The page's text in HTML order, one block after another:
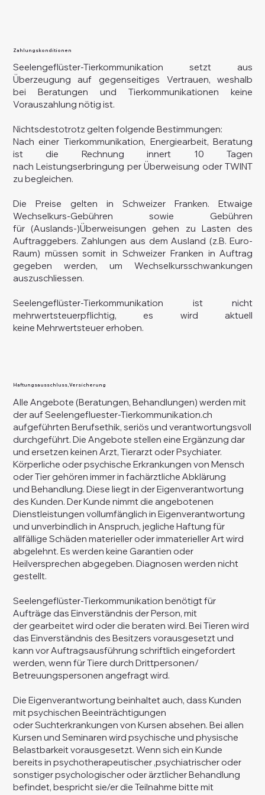
Zahlungskonditionen
Seelengeflüster-Tierkommunikation setzt aus
Überzeugung auf gegenseitiges Vertrauen, weshalb
bei Beratungen und Tierkommunikationen keine
Vorauszahlung nötig ist.
Nichtsdestotrotz gelten folgende Bestimmungen:
Nach einer Tierkommunikation, Energiearbeit, Beratung
ist die Rechnung innert 10 Tagen
nach Leistungserbringung per Überweisung oder TWINT
zu begleichen.
Die Preise gelten in Schweizer Franken. Etwaige
Wechselkurs-Gebühren sowie Gebühren
für (Auslands-)Überweisungen gehen zu Lasten des
Auftraggebers. Zahlungen aus dem Ausland (z.B. Euro-
Raum) müssen somit in Schweizer Franken in Auftrag
gegeben werden, um Wechselkursschwankungen
auszuschliessen.
Seelengeflüster-Tierkommunikation ist nicht
mehrwertsteuerpflichtig, es wird aktuell
keine Mehrwertsteuer erhoben.
Haftungsausschluss, Versicherung
Alle Angebote (Beratungen, Behandlungen) werden mit
der auf Seelengefluester-Tierkommunikation.ch
aufgeführten Berufsethik, seriös und verantwortungsvoll
durchgeführt. Die Angebote stellen eine Ergänzung dar
und ersetzen keinen Arzt, Tierarzt oder Psychiater.
Körperliche oder psychische Erkrankungen von Mensch
oder Tier gehören immer in fachärztliche Abklärung
und Behandlung. Diese liegt in der Eigenverantwortung
des Kunden. Der Kunde nimmt die angebotenen
Dienstleistungen vollumfänglich in Eigenverantwortung
und unverbindlich in Anspruch, jegliche Haftung für
allfällige Schäden materieller oder immaterieller Art wird
abgelehnt. Es werden keine Garantien oder
Heilversprechen abgegeben. Diagnosen werden nicht
gestellt.
Seelengeflüster-Tierkommunikation benötigt für
Aufträge das Einverständnis der Person, mit
der gearbeitet wird oder die beraten wird. Bei Tieren wird
das Einverständnis des Besitzers vorausgesetzt und
kann vor Auftragsausführung schriftlich eingefordert
werden, wenn für Tiere durch Drittpersonen/
Betreuungspersonen angefragt wird.
Die Eigenverantwortung beinhaltet auch, dass Kunden
mit psychischen Beeinträchtigungen
oder Suchterkrankungen von Kursen absehen. Bei allen
Kursen und Seminaren wird psychische und physische
Belastbarkeit vorausgesetzt. Wenn sich ein Kunde
bereits in psychotherapeutischer ,psychiatrischer oder
sonstiger psychologischer oder ärztlicher Behandlung
befindet, bespricht sie/er die Teilnahme bitte mit